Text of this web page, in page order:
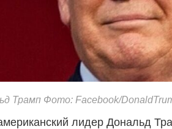
Трамп Фото: Facebook/
лидер Дональд